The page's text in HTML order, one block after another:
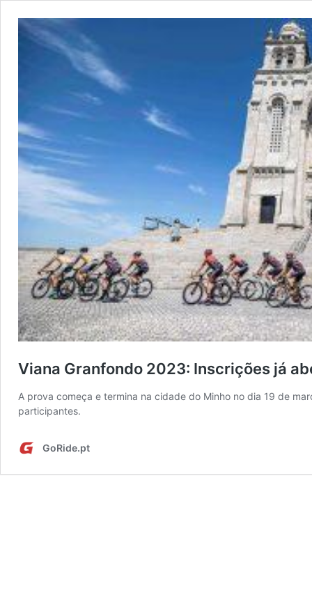
Viana Granfondo 2023: Inscrições já
A prova começa e termina na cidade do Minho no dia 19 de
participantes.
GoRide.pt